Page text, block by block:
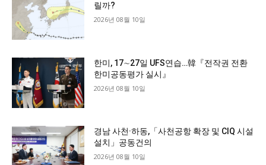
릴까?
2026년 08월 10일
한미, 17∼27일 UFS연습…韓『전작권 전환
한미공동평가 실시』
2026년 08월 10일
경남 사천·하동,「사천공항 확장 및 CIQ 시설
설치」공동건의
2026년 08월 10일